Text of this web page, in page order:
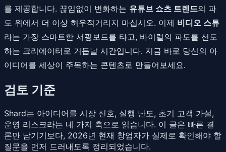
를 제공합니다. 끊임없이 변화하는 유튜브 쇼츠 트렌드의 파
도 위에서 더 이상 허우적거리지 마십시오. 이제 비디오 스튜
라는 가장 스마트한 서핑보드를 타고, 바이럴의 파도를 선도
하는 크리에이터로 거듭날 시간입니다. 지금 바로 당신의 아
이디어를 세상이 주목하는 콘텐츠로 만들어보세요.
검토 기준
Shard는 아이디어를 시장 신호, 실행 난도, 초기 고객 가설,
운영 리스크라는 네 가지 축으로 읽습니다. 이 글은 빠른 결
론만 남기기보다, 2026년 현재 창업자가 실제로 확인해야 할
질문을 먼저 드러내도록 정리되었습니다.